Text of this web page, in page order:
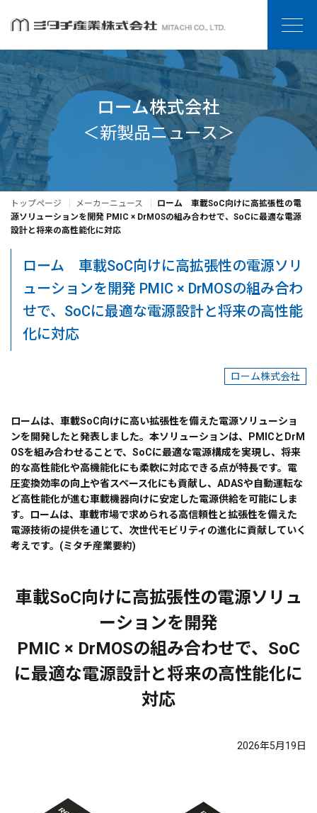
ローム株式会社
＜新製品ニュース＞
トップページ メーカーニュース
ローム 車載SoC向けに高拡張性の電
源ソリューションを開発 PMIC × DrMOSの組み合わせで、SoCに最適な電源
設計と将来の高性能化に対応
ローム 車載SoC向けに高拡張性の電源ソリ
ューションを開発 PMIC × DrMOSの組み合わ
せで、SoCに最適な電源設計と将来の高性能
化に対応
ローム株式会社
ロームは、車載SoC向けに高い拡張性を備えた電源ソリューショ
ンを開発したと発表しました。本ソリューションは、PMICとDrM
OSを組み合わせることで、SoCに最適な電源構成を実現し、将来
的な高性能化や高機能化にも柔軟に対応できる点が特長です。電
圧変換効率の向上や省スペース化にも貢献し、ADASや自動運転な
ど高性能化が進む車載機器向けに安定した電源供給を可能にしま
す。ロームは、車載市場で求められる高信頼性と拡張性を備えた
電源技術の提供を通じて、次世代モビリティの進化に貢献していく
考えです。(ミタチ産業要約)
車載SoC向けに高拡張性の電源ソリュ
ーションを開発
PMIC × DrMOSの組み合わせで、SoC
に最適な電源設計と将来の高性能化に
対応
2026年5月19日